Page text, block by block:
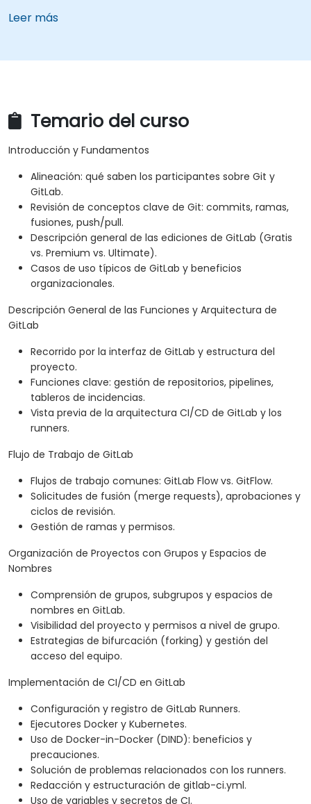
Leer más
Temario del curso
Introducción y Fundamentos
Alineación: qué saben los participantes sobre Git y
GitLab.
Revisión de conceptos clave de Git: commits, ramas,
fusiones, push/pull.
Descripción general de las ediciones de GitLab (Gratis
vs. Premium vs. Ultimate).
Casos de uso típicos de GitLab y beneficios
organizacionales.
Descripción General de las Funciones y Arquitectura de
GitLab
Recorrido por la interfaz de GitLab y estructura del
proyecto.
Funciones clave: gestión de repositorios, pipelines,
tableros de incidencias.
Vista previa de la arquitectura CI/CD de GitLab y los
runners.
Flujo de Trabajo de GitLab
Flujos de trabajo comunes: GitLab Flow vs. GitFlow.
Solicitudes de fusión (merge requests), aprobaciones y
ciclos de revisión.
Gestión de ramas y permisos.
Organización de Proyectos con Grupos y Espacios de
Nombres
Comprensión de grupos, subgrupos y espacios de
nombres en GitLab.
Visibilidad del proyecto y permisos a nivel de grupo.
Estrategias de bifurcación (forking) y gestión del
acceso del equipo.
Implementación de CI/CD en GitLab
Configuración y registro de GitLab Runners.
Ejecutores Docker y Kubernetes.
Uso de Docker-in-Docker (DIND): beneficios y
precauciones.
Solución de problemas relacionados con los runners.
Redacción y estructuración de gitlab-ci.yml.
Uso de variables y secretos de CI.